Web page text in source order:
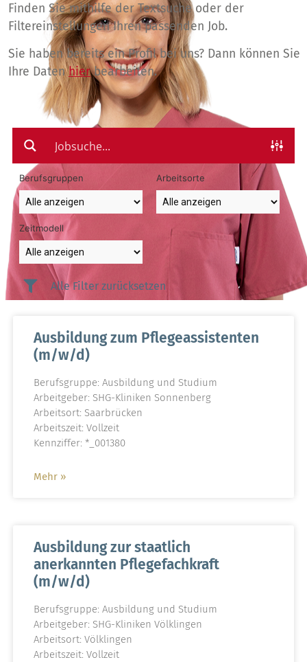
Finden Sie mithilfe der Textsuche oder der
Filtereinstellungen Ihren passenden Job.
Sie haben bereits ein Profil bei uns? Dann können Sie
Ihre Datenhierbearbeiten.
Berufsgruppen Arbeitsorte
Zeitmodell
Alle Filter zurücksetzen
Ausbildung zum Pflegeassistenten
(m/w/d)
Berufsgruppe: Ausbildung und Studium
Arbeitgeber: SHG-Kliniken Sonnenberg
Arbeitsort: Saarbrücken
Arbeitszeit: Vollzeit
Kennziffer: *_001380
Mehr »
Ausbildung zur staatlich
anerkannten Pflegefachkraft
(m/w/d)
Berufsgruppe: Ausbildung und Studium
Arbeitgeber: SHG-Kliniken Völklingen
Arbeitsort: Völklingen
Arbeitszeit: Vollzeit